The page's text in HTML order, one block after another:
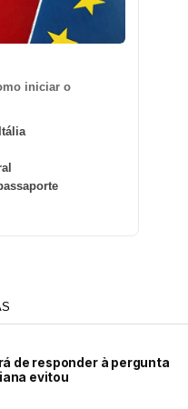
iniciar o
de responder à pergunta
evitou